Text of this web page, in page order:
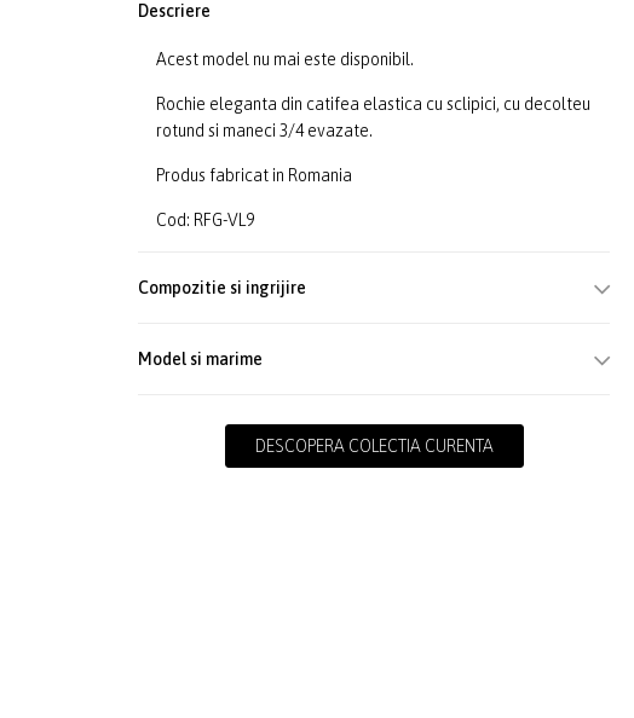
Descriere
Acest model nu mai este disponibil.
Rochie eleganta din catifea elastica cu sclipici, cu decolteu
rotund si maneci 3/4 evazate.
Produs fabricat in Romania
Cod: RFG-VL9
Compozitie si ingrijire
Model si marime
DESCOPERA COLECTIA CURENTA